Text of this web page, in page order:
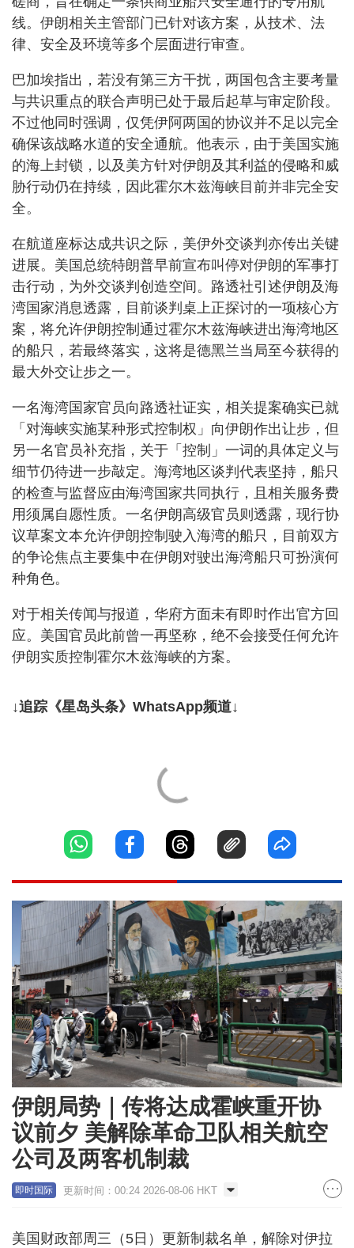
线。伊朗相关主管部门已针对该方案，从技术、法
律、安全及环境等多个层面进行审查。
巴加埃指出，若没有第三方干扰，两国包含主要考量
与共识重点的联合声明已处于最后起草与审定阶段。
不过他同时强调，仅凭伊阿两国的协议并不足以完全
确保该战略水道的安全通航。他表示，由于美国实施
的海上封锁，以及美方针对伊朗及其利益的侵略和威
胁行动仍在持续，因此霍尔木兹海峡目前并非完全安
全。
在航道座标达成共识之际，美伊外交谈判亦传出关键
进展。美国总统特朗普早前宣布叫停对伊朗的军事打
击行动，为外交谈判创造空间。路透社引述伊朗及海
湾国家消息透露，目前谈判桌上正探讨的一项核心方
案，将允许伊朗控制通过霍尔木兹海峡进出海湾地区
的船只，若最终落实，这将是德黑兰当局至今获得的
最大外交让步之一。
一名海湾国家官员向路透社证实，相关提案确实已就
「对海峡实施某种形式控制权」向伊朗作出让步，但
另一名官员补充指，关于「控制」一词的具体定义与
细节仍待进一步敲定。海湾地区谈判代表坚持，船只
的检查与监督应由海湾国家共同执行，且相关服务费
用须属自愿性质。一名伊朗高级官员则透露，现行协
议草案文本允许伊朗控制驶入海湾的船只，目前双方
的争论焦点主要集中在伊朗对驶出海湾船只可扮演何
种角色。
对于相关传闻与报道，华府方面未有即时作出官方回
应。美国官员此前曾一再坚称，绝不会接受任何允许
伊朗实质控制霍尔木兹海峡的方案。
↓追踪《星岛头条》WhatsApp频道↓
伊朗局势｜传将达成霍峡重开协
议前夕 美解除革命卫队相关航空
公司及两客机制裁
即时国际 更新时间：00:24 2026-08-06 HKT
美国财政部周三（5日）更新制裁名单，解除对伊拉